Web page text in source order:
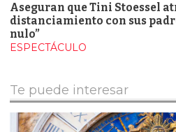
Aseguran que Tini Stoessel
distanciamiento con sus
nulo”
ESPECTÁCULO
Te puede interesar